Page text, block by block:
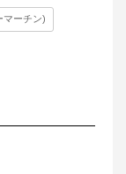
マーチン)